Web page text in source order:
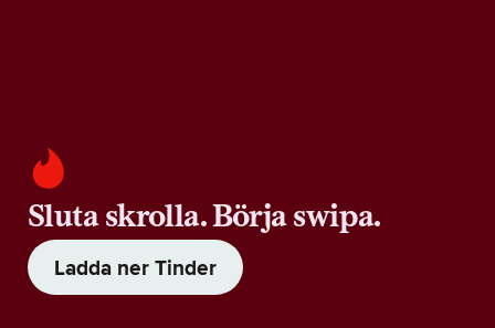
Sluta skrolla. Börja swipa.
Ladda ner Tinder